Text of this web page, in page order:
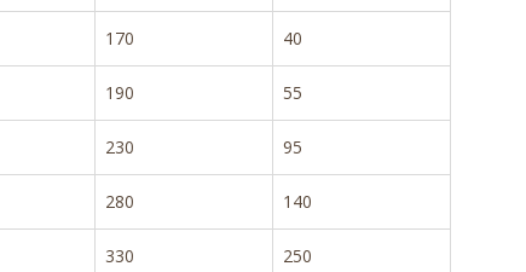
170 40
190 55
230 95
280 140
330 250